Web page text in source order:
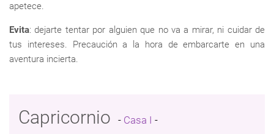
apetece.
Evita: dejarte tentar por alguien que no va a mirar, ni cuidar de
tus intereses. Precaución a la hora de embarcarte en una
aventura incierta.
Capricornio - Casa I -